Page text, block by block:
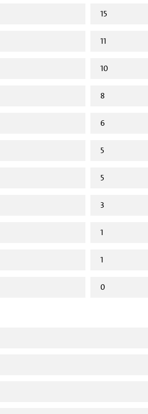
15
11
10
8
6
5
5
3
1
1
0